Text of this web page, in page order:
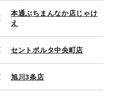
本通ぶちまんなか店じゃけ
え
セントポルタ中央町店
旭川3条店